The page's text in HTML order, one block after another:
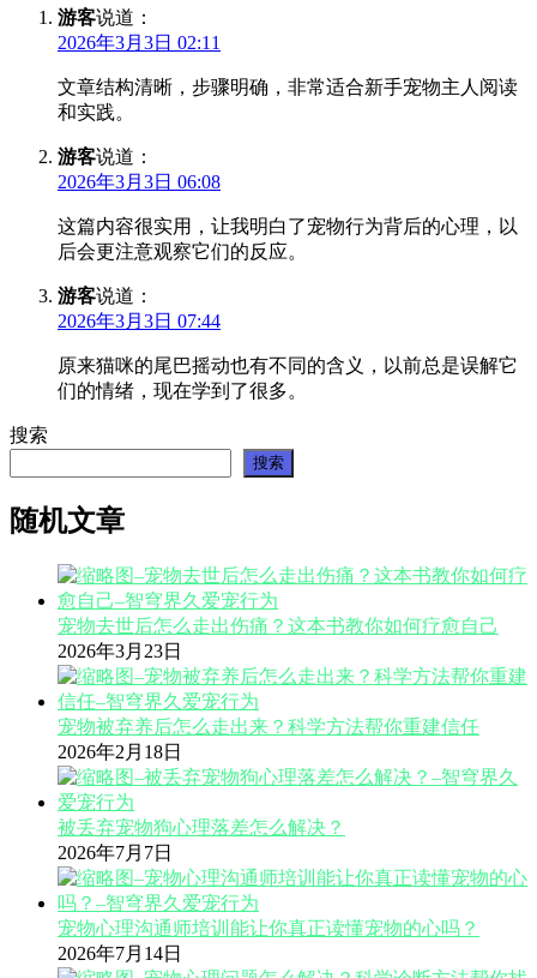
游客说道：
2026年3月3日 02:11
文章结构清晰，步骤明确，非常适合新手宠物主人阅读
和实践。
游客说道：
2026年3月3日 06:08
这篇内容很实用，让我明白了宠物行为背后的心理，以
后会更注意观察它们的反应。
游客说道：
2026年3月3日 07:44
原来猫咪的尾巴摇动也有不同的含义，以前总是误解它
们的情绪，现在学到了很多。
搜索
搜索
随机文章
宠物去世后怎么走出伤痛？这本书教你如何疗愈自己
2026年3月23日
宠物被弃养后怎么走出来？科学方法帮你重建信任
2026年2月18日
被丢弃宠物狗心理落差怎么解决？
2026年7月7日
宠物心理沟通师培训能让你真正读懂宠物的心吗？
2026年7月14日